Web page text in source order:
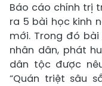
Báo cáo chính trị
ra 5 bài học kinh
mới. Trong đó
nhân dân, phát
dân tộc được
“Quán triệt sâu